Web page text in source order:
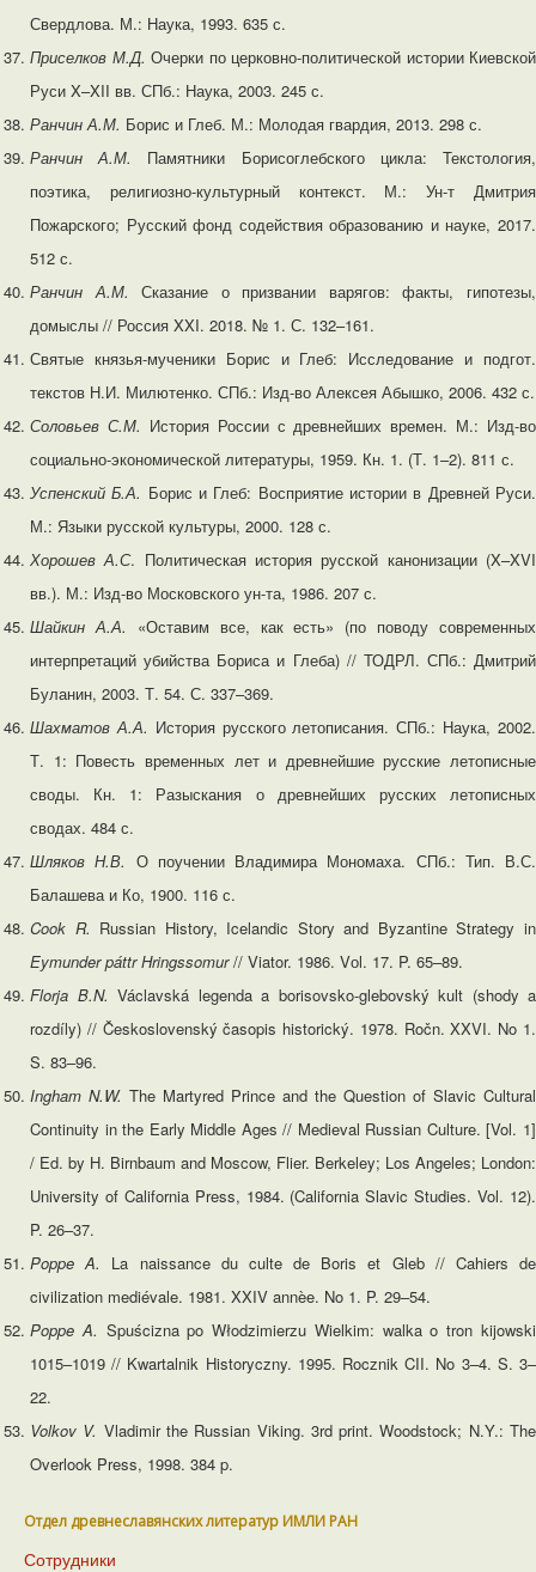
Свердлова. М.: Наука, 1993. 635 с.
Приселков М.Д. Очерки по церковно-политической истории Киевской
Руси X–XII вв. СПб.: Наука, 2003. 245 с.
Ранчин А.М. Борис и Глеб. М.: Молодая гвардия, 2013. 298 с.
Ранчин А.М. Памятники Борисоглебского цикла: Текстология,
поэтика, религиозно-культурный контекст. М.: Ун-т Дмитрия
Пожарского; Русский фонд содействия образованию и науке, 2017.
512 с.
Ранчин А.М.Сказание о призвании варягов: факты, гипотезы,
домыслы // Россия XXI. 2018. № 1. С. 132–161.
Святые князья-мученики Борис и Глеб: Исследование и подгот.
текстов Н.И. Милютенко. СПб.: Изд-во Алексея Абышко, 2006. 432 с.
Соловьев С.М. История России с древнейших времен. М.: Изд-во
социально-экономической литературы, 1959. Кн. 1. (Т. 1–2). 811 с.
Успенский Б.А. Борис и Глеб: Восприятие истории в Древней Руси.
М.: Языки русской культуры, 2000. 128 с.
Хорошев А.С. Политическая история русской канонизации (X–XVI
вв.). М.: Изд-во Московского ун-та, 1986. 207 с.
Шайкин А.А. «Оставим все, как есть» (по поводу современных
интерпретаций убийства Бориса и Глеба) // ТОДРЛ. СПб.: Дмитрий
Буланин, 2003. Т. 54. С. 337–369.
Шахматов А.А. История русского летописания. СПб.: Наука, 2002.
Т. 1: Повесть временных лет и древнейшие русские летописные
своды. Кн. 1: Разыскания о древнейших русских летописных
сводах. 484 с.
Шляков Н.В. О поучении Владимира Мономаха. СПб.: Тип. В.С.
Балашева и Ко, 1900. 116 с.
Cook R. Russian History, Icelandic Story and Byzantine Strategy in
Eymunder páttr Hringssomur// Viator. 1986. Vоl. 17. P. 65–89.
Florja B.N. Václavská legenda a borisovsko-glebovský kult (shody a
rozdíly) // Československý časopis historický. 1978. Ročn. XXVI. No 1.
S. 83–96.
Ingham N.W. The Martyred Prince and the Question of Slavic Cultural
Continuity in the Early Middle Ages // Medieval Russian Culture. [Vol. 1]
/ Ed. by H. Birnbaum and Moscow, Flier. Berkeley; Los Angeles; London:
University of California Press, 1984. (California Slavic Studies. Vol. 12).
P. 26–37.
Poppe A. La naissance du culte de Boris et Gleb // Cahiers de
civilization mediévale. 1981. XXIV annèe. No 1. P. 29–54.
Poppe A. Spuścizna po Włodzimierzu Wielkim: walka o tron kijowski
1015–1019 // Kwartalnik Historyczny. 1995. Rocznik CII. No 3–4. S. 3–
22.
Volkov V. Vladimir the Russian Viking. 3rd print. Woodstock; N.Y.: The
Overlook Press, 1998. 384 p.
Отдел древнеславянских литератур ИМЛИ РАН
Сотрудники